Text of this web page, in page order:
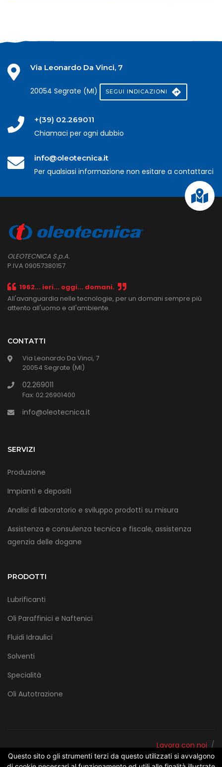
Questo sito o gli strumenti terzi da questo utilizzati si avvalgono
Via Leonardo Da Vinci, 7
20054 Segrate (MI) SEGUI INDICAZIONI
+(39) 02.269011
Chiamaci per ogni dubbio
info@oleotecnica.it
Per qualsiasi informazione non esitare a contattarci
OLEOTECNICA S.p.A.
P.IVA 09057380157
1962... ieri... oggi... domani.
All'avanguardia nelle tecnologie, per un domani sempre più
attento all'uomo e all'ambiente.
CONTATTI
Via Leonardo Da Vinci, 7
20054 Segrate (MI)
02.269011
Fax: 02.26901400
info@oleotecnica.it
SERVIZI
Produzione
Impianti e depositi
Analisi di laboratorio e sviluppo prodotti su misura
Assistenza e consulenza tecnica e fiscale, assistenza
agenzia delle dogane
PRODOTTI
Lubrificanti
Oli Paraffinici e Naftenici
Fluidi Idraulici
Solventi
Specialità
Oli Autotrazione
©Copyright 2026 • Powered by
Project Informatica
Lavora con noi /
Privacy policy /